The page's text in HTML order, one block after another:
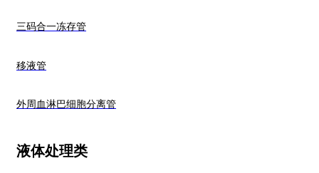
三码合一冻存管
移液管
外周血淋巴细胞分离管
液体处理类